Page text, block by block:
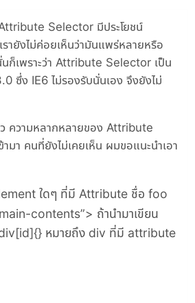
Selector มีประโยชน์
ายังไม่ค่อยเห็นว่ามันแพร่หลายหรือ
ก็เพราะว่า Attribute Selector เป็น
ซึ่ง IE6 ไม่รองรับนั่นเอง จึงยังไม่
ความหลากหลายของ Attribute
มา คนที่ยังไม่เคยเห็น ผมขอแนะนำเอา
ใดๆ ที่มี Attribute ชื่อ foo
contents”> ถ้านำมาเขียน
div[id]{} หมายถึง div ที่มี attribute